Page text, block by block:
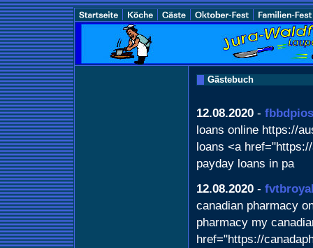
Gästebuch
12.08.2020 -
loans online https://
loans <a
payday loans in pa
12.08.2020 -
canadian pharmacy
pharmacy my
href="https://